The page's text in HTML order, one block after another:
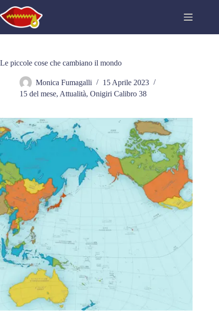
al
contenuto
Le piccole cose che cambiano il mondo
Monica Fumagalli
15 Aprile 2023
15 del mese, Attualità, Onigiri Calibro 38